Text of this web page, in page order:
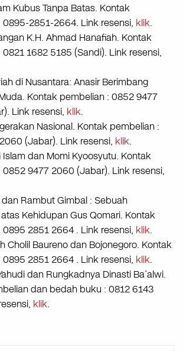
Kubus Tanpa Batas. Kontak
0895-2851-2664. Link resensi, klik.
K.H. Ahmad Hanafiah. Kontak
1682 5185 (Sandi). Link resensi,
di Nusantara: Anasir Berimbang
Kontak pembelian : 0852 9477
Link resensi, klik.
Nasional. Kontak pembelian :
(Jabar). Link resensi, klik.
Islam dan Momi Kyoosyutu. Kontak
0852 9477 2060 (Jabar). Link resensi,
Rambut Gimbal : Sebuah
Kehidupan Gus Qomari. Kontak
2851 2664 . Link resensi, klik.
Cholil Baureno dan Bojonegoro. Kontak
2851 2664 . Link resensi, klik.
dan Rungkadnya Dinasti Ba’alwi.
dan bedah buku : 0812 6143
klik.